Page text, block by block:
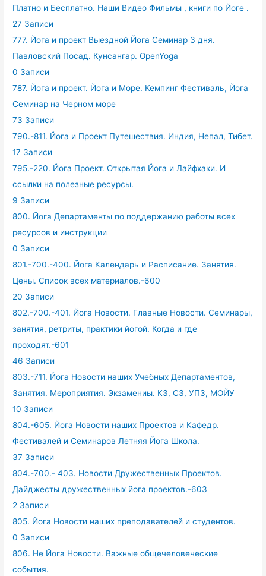
Платно и Бесплатно. Наши Видео Фильмы , книги по Йоге .
27 Записи
777. Йога и проект Выездной Йога Семинар 3 дня.
Павловский Посад. Кунсангар. OpenYoga
0 Записи
787. Йога и проект. Йога и Море. Кемпинг Фестиваль, Йога
Семинар на Черном море
73 Записи
790.-811. Йога и Проект Путешествия. Индия, Непал, Тибет.
17 Записи
795.-220. Йога Проект. Открытая Йога и Лайфхаки. И
ссылки на полезные ресурсы.
9 Записи
800. Йога Департаменты по поддержанию работы всех
ресурсов и инструкции
0 Записи
801.-700.-400. Йога Календарь и Расписание. Занятия.
Цены. Список всех материалов.-600
20 Записи
802.-700.-401. Йога Новости. Главные Новости. Семинары,
занятия, ретриты, практики йогой. Когда и где
проходят.-601
46 Записи
803.-711. Йога Новости наших Учебных Департаментов,
Занятия. Мероприятия. Экзамениы. КЗ, СЗ, УПЗ, МОЙУ
10 Записи
804.-605. Йога Новости наших Проектов и Кафедр.
Фестивалей и Семинаров Летняя Йога Школа.
37 Записи
804.-700.- 403. Новости Дружественных Проектов.
Дайджесты дружественных йога проектов.-603
2 Записи
805. Йога Новости наших преподавателей и студентов.
0 Записи
806. Не Йога Новости. Важные общечеловеческие
события.